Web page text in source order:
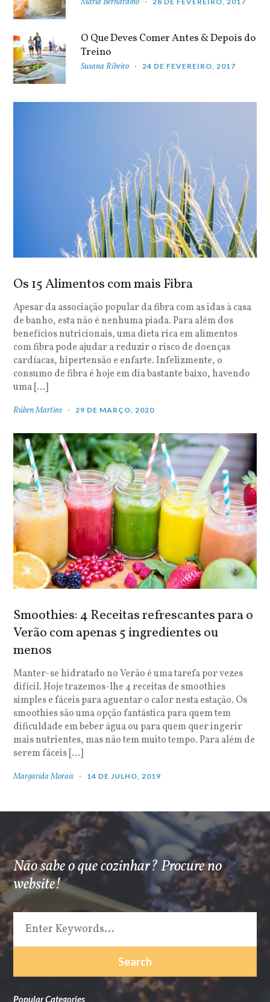
Maria Bernardino
O Que Deves Comer Antes & Depois do
Treino
Susana Ribeiro 24 DE FEVEREIRO, 2017
Os 15 Alimentos com mais Fibra
Apesar da associação popular da fibra com as idas à casa
de banho, esta não é nenhuma piada. Para além dos
benefícios nutricionais, uma dieta rica em alimentos
com fibra pode ajudar a reduzir o risco de doenças
cardíacas, hipertensão e enfarte. Infelizmente, o
consumo de fibra é hoje em dia bastante baixo, havendo
uma […]
Rúben Martins 29 DE MARÇO, 2020
Smoothies: 4 Receitas refrescantes para o
Verão com apenas 5 ingredientes ou
menos
Manter-se hidratado no Verão é uma tarefa por vezes
difícil. Hoje trazemos-lhe 4 receitas de smoothies
simples e fáceis para aguentar o calor nesta estação. Os
smoothies são uma opção fantástica para quem tem
dificuldade em beber água ou para quem quer ingerir
mais nutrientes, mas não tem muito tempo. Para além de
serem fáceis […]
Margarida Morais 14 DE JULHO, 2019
Não sabe o que cozinhar? Procure no
website!
Popular Categories